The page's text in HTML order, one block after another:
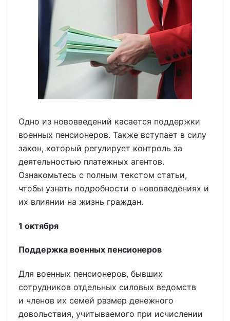
Одно из нововведений касается поддержки
военных пенсионеров. Также вступает в силу
закон, который регулирует контроль за
деятельностью платежных агентов.
Ознакомьтесь с полным текстом статьи,
чтобы узнать подробности о нововведениях и
их влиянии на жизнь граждан.
1 октября
Поддержка военных пенсионеров
Для военных пенсионеров, бывших
сотрудников отдельных силовых ведомств
и членов их семей размер денежного
довольствия, учитываемого при исчислении